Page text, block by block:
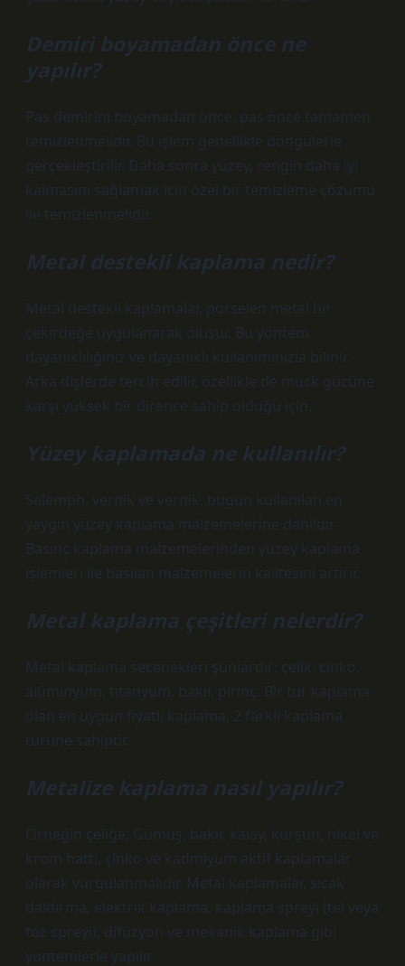
Demiri boyamadan önce ne
yapılır?
Pas demirini boyamadan önce, pas önce tamamen
temizlenmelidir. Bu işlem genellikle döngülerle
gerçekleştirilir. Daha sonra yüzey, rengin daha iyi
kalmasını sağlamak için özel bir temizleme çözümü
ile temizlenmelidir.
Metal destekli kaplama nedir?
Metal destekli kaplamalar, porselen metal bir
çekirdeğe uygulanarak oluşur. Bu yöntem
dayanıklılığınız ve dayanıklı kullanımınızla bilinir.
Arka dişlerde tercih edilir, özellikle de muck gücüne
karşı yüksek bir dirence sahip olduğu için.
Yüzey kaplamada ne kullanılır?
Selemph, vernik ve vernik, bugün kullanılan en
yaygın yüzey kaplama malzemelerine dahildir.
Basınç kaplama malzemelerinden yüzey kaplama
işlemleri ile basılan malzemelerin kalitesini artırır.
Metal kaplama çeşitleri nelerdir?
Metal kaplama seçenekleri şunlardır: çelik, çinko,
alüminyum, titanyum, bakır, pirinç. Bir tür kaplama
olan en uygun fiyatlı kaplama, 2 farklı kaplama
türüne sahiptir.
Metalize kaplama nasıl yapılır?
Örneğin çeliğe; Gümüş, bakır, kalay, kurşun, nikel ve
krom hattı, çinko ve kadmiyum aktif kaplamalar
olarak vurgulanmalıdır. Metal kaplamalar, sıcak
daldırma, elektrik kaplama, kaplama spreyi (tel veya
toz spreyi), difüzyon ve mekanik kaplama gibi
yöntemlerle yapılır.